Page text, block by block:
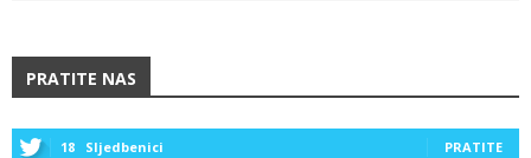
PRATITE NAS
18 Sljedbenici PRATITE